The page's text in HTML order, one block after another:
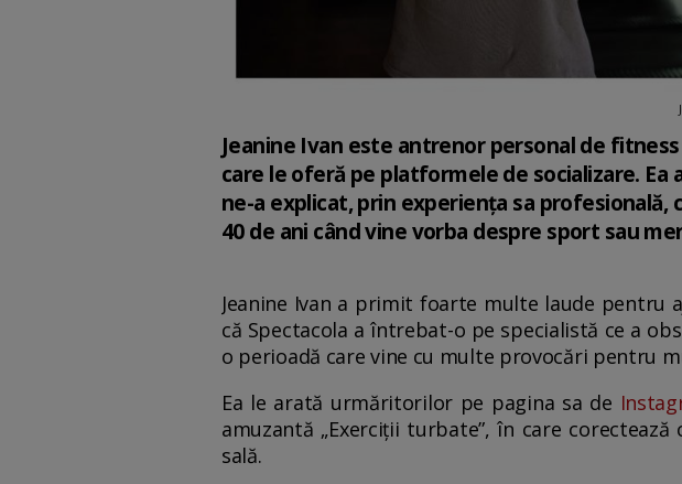
Jeanine Ivan este antrenor personal de
care le oferă pe platformele de socializare.
ne-a explicat, prin experiența sa
40 de ani când vine vorba despre sport sau
Jeanine Ivan a primit foarte multe laude
că Spectacola a întrebat-o pe specialistă ce a
o perioadă care vine cu multe provocări pentru
Ea le arată urmăritorilor pe pagina sa de
amuzantă „Exerciții turbate”, în care
sală.